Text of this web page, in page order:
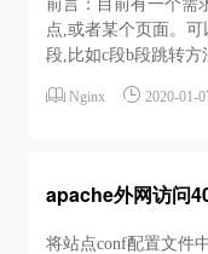
前言：目前有一个需
点,或者某个页面。
段,比如c段b段跳转方
ip和地址改成您需要
 Nginx  2020-01-
apache外网访问
将站点conf配置文件